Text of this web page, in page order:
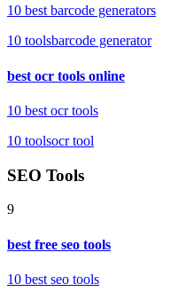
10 best barcode generators
10 toolsbarcode generator
best ocr tools online
10 best ocr tools
10 toolsocr tool
SEO Tools
9
best free seo tools
10 best seo tools